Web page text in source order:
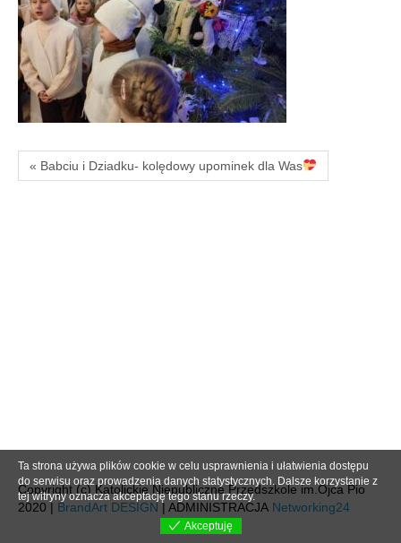
« Babciu i Dziadku- kolędowy upominek dla Was
Copyright (c) Katolickie Niepubliczne Przedszkole im.Ojca Pio
2020 | BrandArt DESIGN | ADMINISTRACJA Networking24
Ta strona używa plików cookie w celu usprawnienia i ułatwienia dostępu
do serwisu oraz prowadzenia danych statystycznych. Dalsze korzystanie z
tej witryny oznacza akceptację tego stanu rzeczy.
Akceptuję